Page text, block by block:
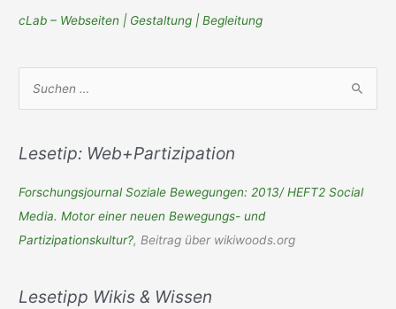
cLab – Webseiten | Gestaltung | Begleitung
h
n
n
a
h
Lesetip: Web+Partizipation
Forschungsjournal Soziale Bewegungen: 2013/ HEFT2 Social
Media. Motor einer neuen Bewegungs- und
Partizipationskultur?, Beitrag über wikiwoods.org
Lesetipp Wikis & Wissen